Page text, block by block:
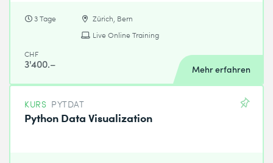
3 Tage
Zürich, Bern
Live Online Training
CHF
3'400.– Mehr erfahren
KURS PYTDAT
Python Data Visualization